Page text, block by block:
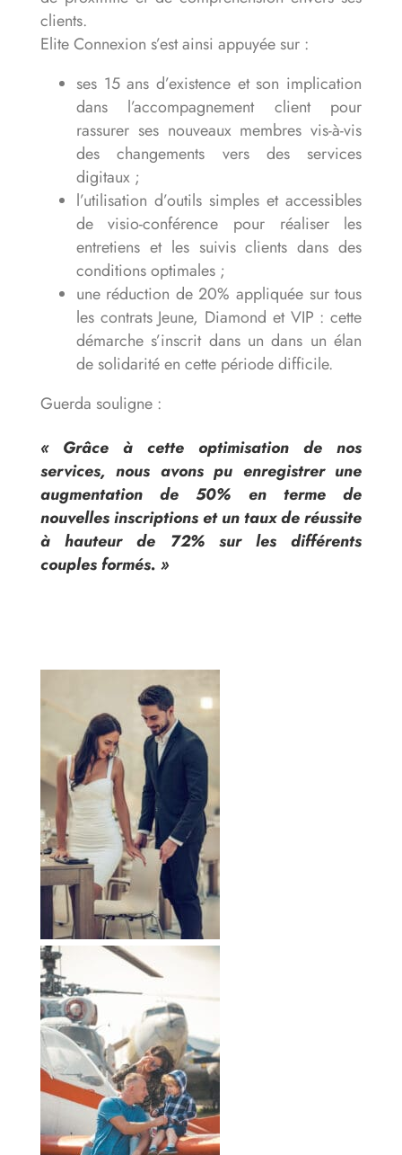
clients.
Elite Connexion s’est ainsi appuyée sur :
ses 15 ans d’existence et son implication
dans l’accompagnement client pour
rassurer ses nouveaux membres vis-à-vis
des changements vers des services
digitaux ;
l’utilisation d’outils simples et accessibles
de visio-conférence pour réaliser les
entretiens et les suivis clients dans des
conditions optimales ;
une réduction de 20% appliquée sur tous
les contrats Jeune, Diamond et VIP : cette
démarche s’inscrit dans un dans un élan
de solidarité en cette période difficile.
Guerda souligne :
« Grâce à cette optimisation de nos
services, nous avons pu enregistrer une
augmentation de 50% en terme de
nouvelles inscriptions et un taux de réussite
à hauteur de 72% sur les différents
couples formés. »